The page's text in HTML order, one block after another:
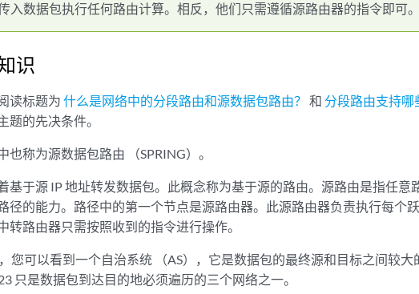
入数据包执行任何路由计算。相反，他们只需遵循源路由器的指令即可。
识
读标题为 什么是网络中的分段路由和源数据包路由？ 和 分段路由支持哪
题的先决条件。
也称为源数据包路由 （SPRING）。
基于源 IP 地址转发数据包。此概念称为基于源的路由。源路由是指任意
径的能力。路径中的第一个节点是源路由器。此源路由器负责执行每个跃
转路由器只需按照收到的指令进行操作。
您可以看到一个自治系统 （AS），它是数据包的最终源和目标之间较大
只是数据包到达目的地必须遍历的三个网络之一。